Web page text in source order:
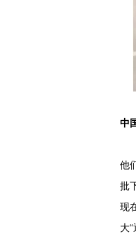
中
他
批
现
大“